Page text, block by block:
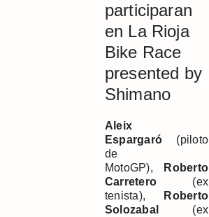
participaran
en La Rioja
Bike Race
presented by
Shimano
Aleix
Espargaró (piloto
de
MotoGP),
Roberto
Carretero (ex
tenista),
Roberto
Solozabal
(ex